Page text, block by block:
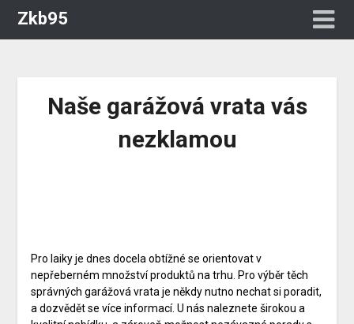
Zkb95
Naše garážová vrata vás
nezklamou
Pro laiky je dnes docela obtížné se orientovat v
nepřeberném množství produktů na trhu. Pro výběr těch
správných garážová vrata je někdy nutno nechat si poradit,
a dozvědět se více informací. U nás naleznete širokou a